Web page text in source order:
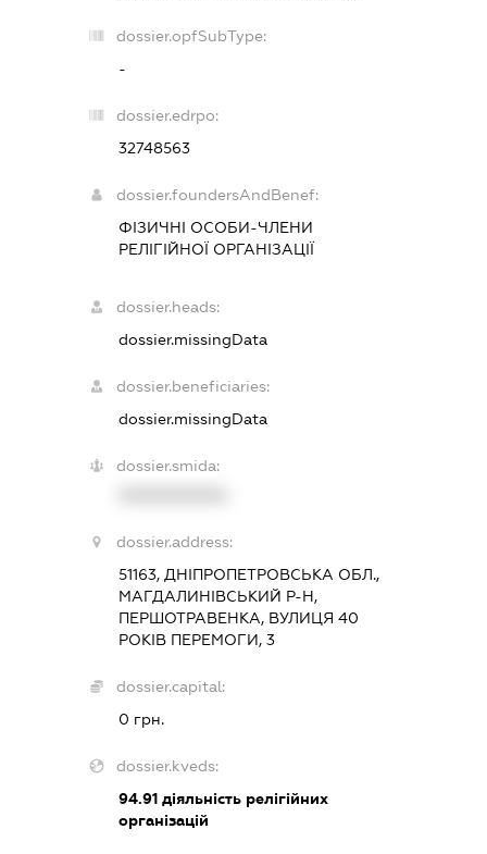
dossier.opfSubType:
-
dossier.edrpo:
32748563
dossier.foundersAndBenef:
ФІЗИЧНІ ОСОБИ-ЧЛЕНИ
РЕЛІГІЙНОЇ ОРГАНІЗАЦІЇ
dossier.heads:
dossier.missingData
dossier.beneficiaries:
dossier.missingData
dossier.smida:
dossier.address:
51163, ДНІПРОПЕТРОВСЬКА ОБЛ.,
МАГДАЛИНІВСЬКИЙ Р-Н,
ПЕРШОТРАВЕНКА, ВУЛИЦЯ 40
РОКІВ ПЕРЕМОГИ, 3
dossier.capital:
0 грн.
dossier.kveds:
94.91 діяльність релігійних
організацій